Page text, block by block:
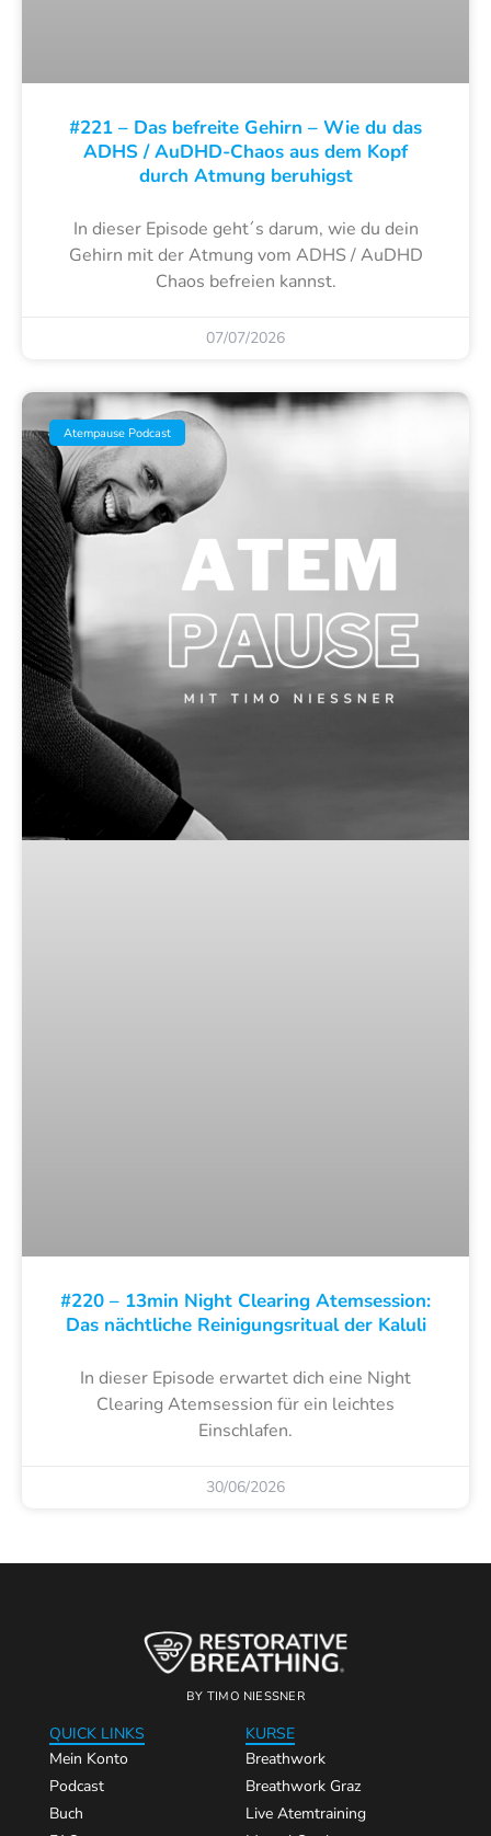
#221 – Das befreite Gehirn – Wie du das
ADHS / AuDHD-Chaos aus dem Kopf
durch Atmung beruhigst
In dieser Episode geht´s darum, wie du dein
Gehirn mit der Atmung vom ADHS / AuDHD
Chaos befreien kannst.
07/07/2026
Atempause Podcast
#220 – 13min Night Clearing Atemsession:
Das nächtliche Reinigungsritual der Kaluli
In dieser Episode erwartet dich eine Night
Clearing Atemsession für ein leichtes
Einschlafen.
30/06/2026
BY TIMO NIESSNER
KURSE
Breathwork
Breathwork Graz
Live Atemtraining
QUICK LINKS
Mein Konto
Podcast
Buch